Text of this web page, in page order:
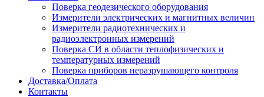
Поверка геодезического оборудования
Измерители электрических и магнитных величин
Измерители радиотехнических и
радиоэлектронных измерений
Поверка СИ в области теплофизических и
температурных измерений
Поверка приборов неразрушающего контроля
Доставка/Оплата
Контакты